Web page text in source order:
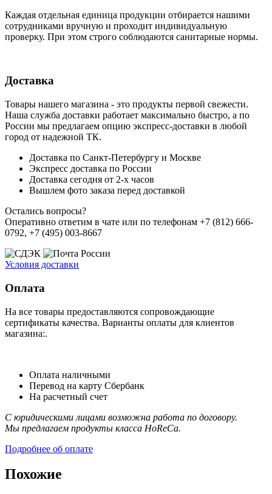
Каждая отдельная единица продукции отбирается нашими
сотрудниками вручную и проходит индивидуальную
проверку. При этом строго соблюдаются санитарные нормы.
Доставка
Товары нашего магазина - это продукты первой свежести.
Наша служба доставки работает максимально быстро, а по
России мы предлагаем опцию экспресс-доставки в любой
город от надежной ТК.
Доставка по Санкт-Петербургу и Москве
Экспресс доставка по России
Доставка сегодня от 2-х часов
Вышлем фото заказа перед доставкой
Остались вопросы?
Оперативно ответим в чате или по телефонам +7 (812) 666-
0792, +7 (495) 003-8667
Условия доставки
Оплата
На все товары предоставляются сопровождающие
сертификаты качества. Варианты оплаты для клиентов
магазина:.
Оплата наличными
Перевод на карту Сбербанк
На расчетный счет
С юридическими лицами возможна работа по договору.
Мы предлагаем продукты класса HoReCa.
Подробнее об оплате
Похожие